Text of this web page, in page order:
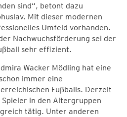
sind“, betont dazu
Mit dieser modernen
Umfeld vorhanden.
Nachwuchsförderung sei der
sehr effizient.
Wacker Mödling hat eine
immer eine
Fußballs. Derzeit
in den Altergruppen
tätig. Unter anderen